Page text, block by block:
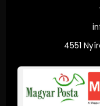
4551